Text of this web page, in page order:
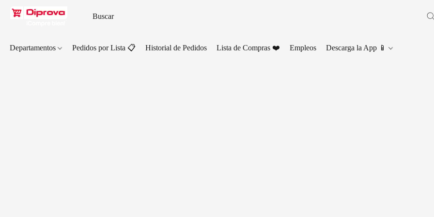
Departamentos Pedidos por Lista 📋 Historial de Pedidos Lista de Compras ❤️ Empleos Descarga la App 📱